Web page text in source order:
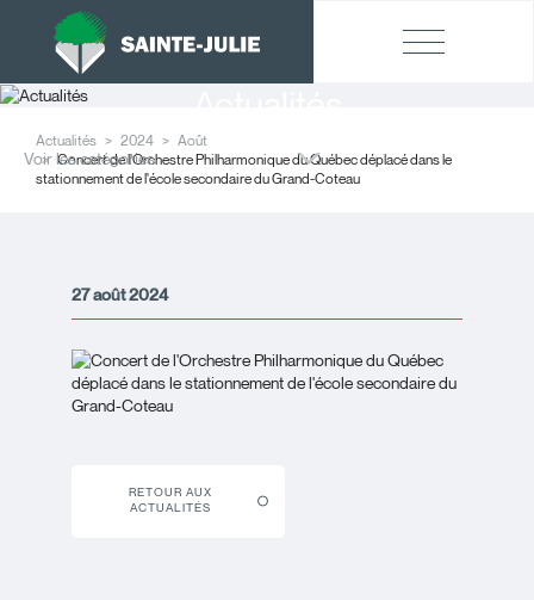
Actualités 2024
Août
Concert de l'Orchestre Philharmonique du Québec déplacé dans le
stationnement de l'école secondaire du Grand-Coteau
Voir les catégories
27 août 2024
RETOUR AUX
ACTUALITÉS